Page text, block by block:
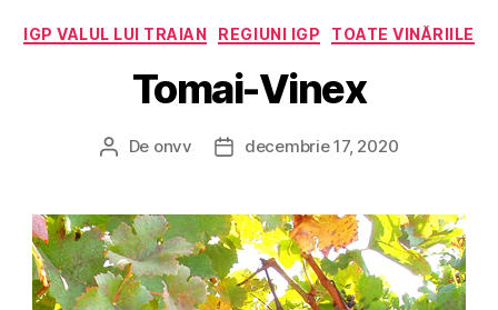
Categorii
IGP VALUL LUI TRAIAN REGIUNI IGP TOATE VINĂRIILE
Tomai-Vinex
Autor
De onvv
Datădecembrie 17, 2020